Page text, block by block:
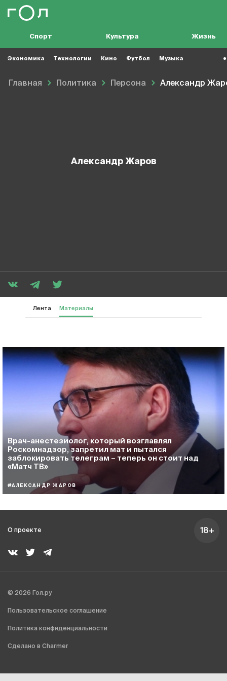
Спорт Культура Жизнь
Экономика Технологии Кино Футбол Музыка
Главная Политика Персона Александр
Александр Жаров
Лента Материалы
Врач-анестезиолог, который возглавлял
Роскомнадзор, запретил мат и пытался
заблокировать телеграм – теперь он стоит над
«Матч ТВ»
#АЛЕКСАНДР ЖАРОВ
О проекте 18+
© 2026 Гол.ру
Пользовательское соглашение
Политика конфиденциальности
Сделано в Charmer